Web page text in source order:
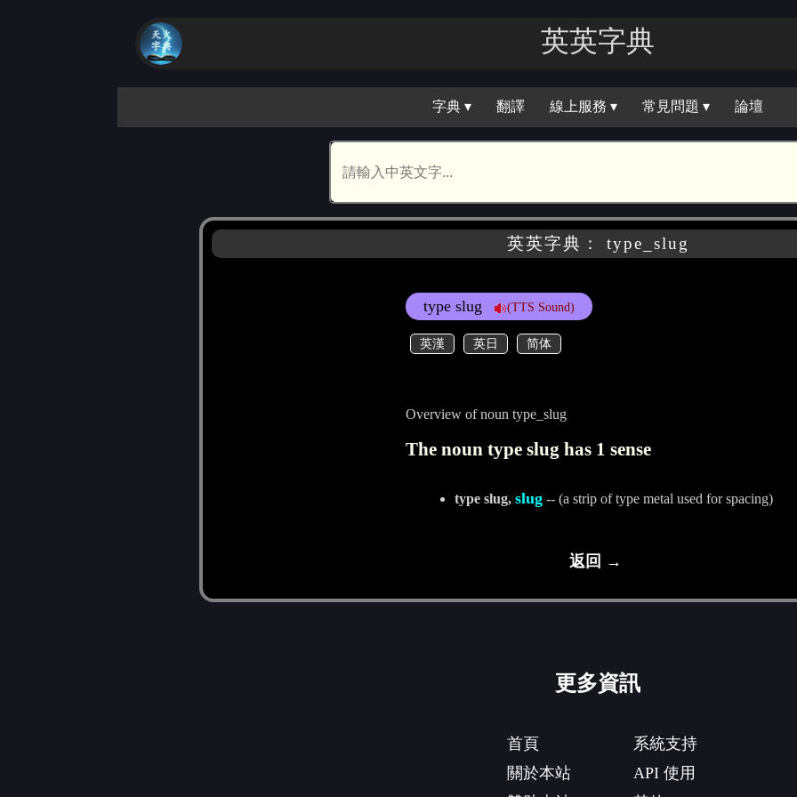
英英字典
字典 ▾ 翻譯 線上服務 ▾ 常見問題 ▾ 論壇
英英字典： type_slug
type slug (TTS Sound)
英漢 英日 简体
Overview of noun type_slug
The noun type slug has 1 sense
type slug, slug-- (a strip of type metal used for spacing)
返回 →
更多資訊
首頁
關於本站
系統支持
API 使用